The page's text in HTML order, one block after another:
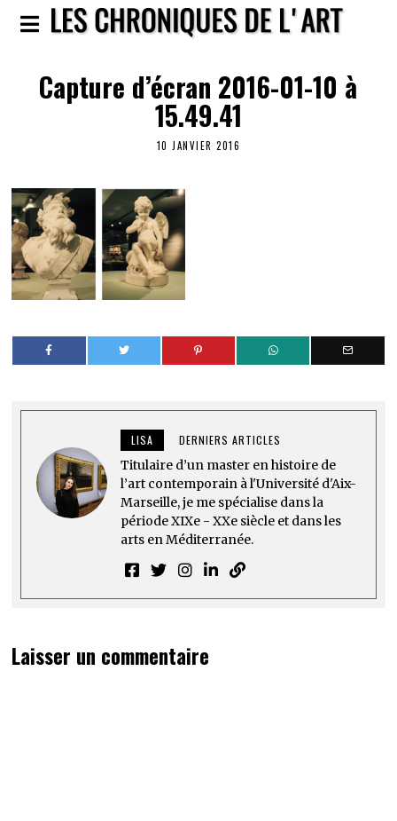
Capture d’écran 2016-01-10 à
15.49.41
10 JANVIER 2016
LISA DERNIERS ARTICLES
Titulaire d’un master en histoire de
l’art contemporain à l'Université d'Aix-
Marseille, je me spécialise dans la
période XIXe - XXe siècle et dans les
arts en Méditerranée.
Laisser un commentaire